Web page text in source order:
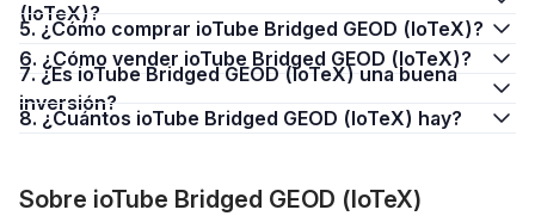
(IoTeX)?
5. ¿Cómo comprar ioTube Bridged GEOD (IoTeX)?
6. ¿Cómo vender ioTube Bridged GEOD (IoTeX)?
7. ¿Es ioTube Bridged GEOD (IoTeX) una buena
inversión?
8. ¿Cuántos ioTube Bridged GEOD (IoTeX) hay?
Sobre ioTube Bridged GEOD (IoTeX)